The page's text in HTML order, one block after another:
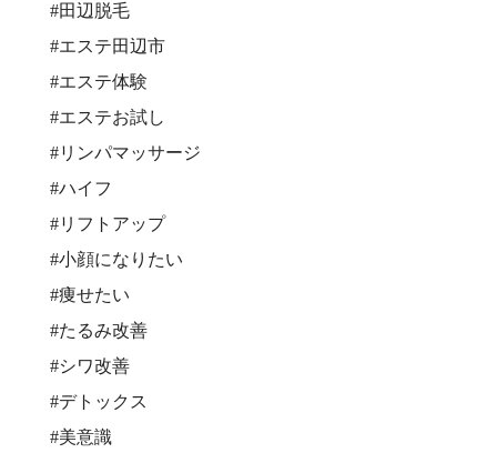
#田辺脱毛
#エステ田辺市
#エステ体験
#エステお試し
#リンパマッサージ
#ハイフ
#リフトアップ
#小顔になりたい
#痩せたい
#たるみ改善
#シワ改善
#デトックス
#美意識